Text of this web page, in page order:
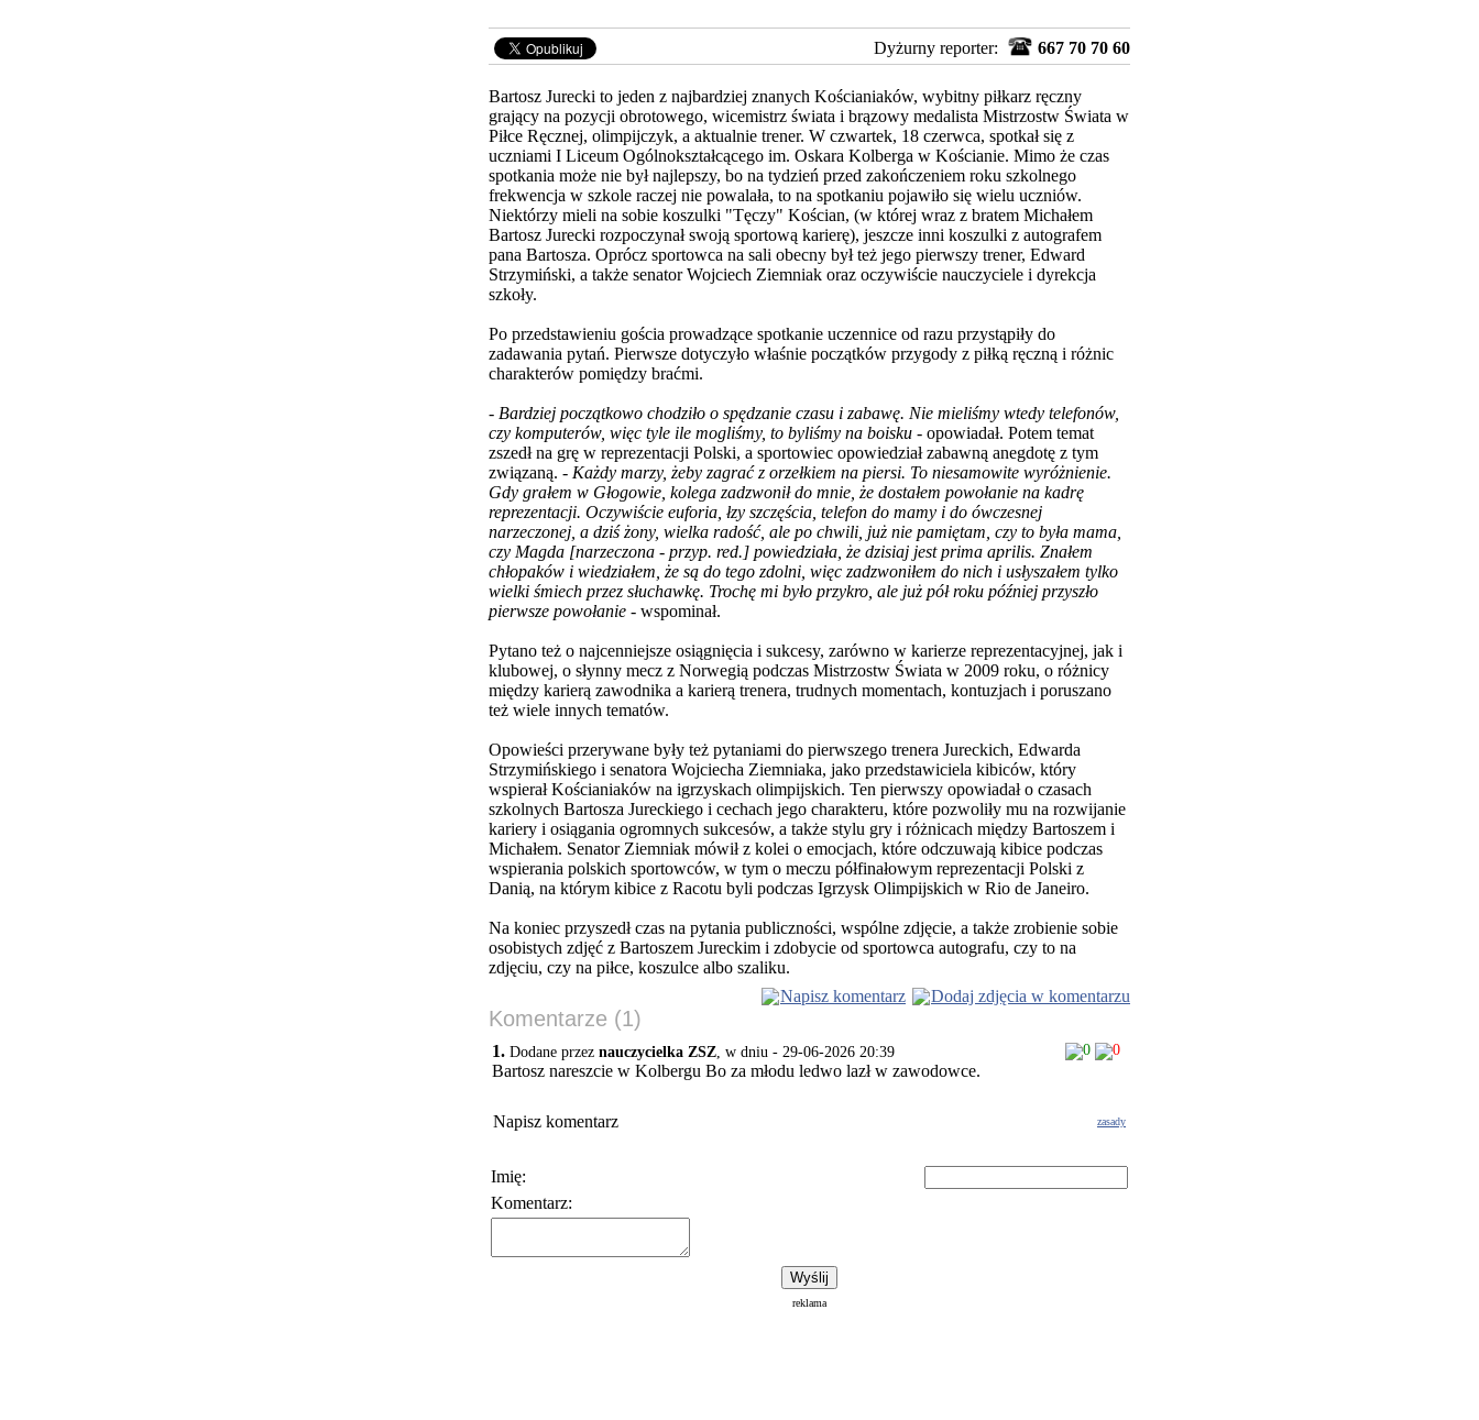
Dyżurny reporter: 667 70 70 60
Bartosz Jurecki to jeden z najbardziej znanych Kościaniaków, wybitny piłkarz ręczny
grający na pozycji obrotowego, wicemistrz świata i brązowy medalista Mistrzostw Świata w
Piłce Ręcznej, olimpijczyk, a aktualnie trener. W czwartek, 18 czerwca, spotkał się z
uczniami I Liceum Ogólnokształcącego im. Oskara Kolberga w Kościanie. Mimo że czas
spotkania może nie był najlepszy, bo na tydzień przed zakończeniem roku szkolnego
frekwencja w szkole raczej nie powalała, to na spotkaniu pojawiło się wielu uczniów.
Niektórzy mieli na sobie koszulki "Tęczy" Kościan, (w której wraz z bratem Michałem
Bartosz Jurecki rozpoczynał swoją sportową karierę), jeszcze inni koszulki z autografem
pana Bartosza. Oprócz sportowca na sali obecny był też jego pierwszy trener, Edward
Strzymiński, a także senator Wojciech Ziemniak oraz oczywiście nauczyciele i dyrekcja
szkoły.
Po przedstawieniu gościa prowadzące spotkanie uczennice od razu przystąpiły do
zadawania pytań. Pierwsze dotyczyło właśnie początków przygody z piłką ręczną i różnic
charakterów pomiędzy braćmi.
- Bardziej początkowo chodziło o spędzanie czasu i zabawę. Nie mieliśmy wtedy telefonów,
czy komputerów, więc tyle ile mogliśmy, to byliśmy na boisku - opowiadał. Potem temat
zszedł na grę w reprezentacji Polski, a sportowiec opowiedział zabawną anegdotę z tym
związaną. - Każdy marzy, żeby zagrać z orzełkiem na piersi. To niesamowite wyróżnienie.
Gdy grałem w Głogowie, kolega zadzwonił do mnie, że dostałem powołanie na kadrę
reprezentacji. Oczywiście euforia, łzy szczęścia, telefon do mamy i do ówczesnej
narzeczonej, a dziś żony, wielka radość, ale po chwili, już nie pamiętam, czy to była mama,
czy Magda [narzeczona - przyp. red.] powiedziała, że dzisiaj jest prima aprilis. Znałem
chłopaków i wiedziałem, że są do tego zdolni, więc zadzwoniłem do nich i usłyszałem tylko
wielki śmiech przez słuchawkę. Trochę mi było przykro, ale już pół roku później przyszło
pierwsze powołanie - wspominał.
Pytano też o najcenniejsze osiągnięcia i sukcesy, zarówno w karierze reprezentacyjnej, jak i
klubowej, o słynny mecz z Norwegią podczas Mistrzostw Świata w 2009 roku, o różnicy
między karierą zawodnika a karierą trenera, trudnych momentach, kontuzjach i poruszano
też wiele innych tematów.
Opowieści przerywane były też pytaniami do pierwszego trenera Jureckich, Edwarda
Strzymińskiego i senatora Wojciecha Ziemniaka, jako przedstawiciela kibiców, który
wspierał Kościaniaków na igrzyskach olimpijskich. Ten pierwszy opowiadał o czasach
szkolnych Bartosza Jureckiego i cechach jego charakteru, które pozwoliły mu na rozwijanie
kariery i osiągania ogromnych sukcesów, a także stylu gry i różnicach między Bartoszem i
Michałem. Senator Ziemniak mówił z kolei o emocjach, które odczuwają kibice podczas
wspierania polskich sportowców, w tym o meczu półfinałowym reprezentacji Polski z
Danią, na którym kibice z Racotu byli podczas Igrzysk Olimpijskich w Rio de Janeiro.
Na koniec przyszedł czas na pytania publiczności, wspólne zdjęcie, a także zrobienie sobie
osobistych zdjęć z Bartoszem Jureckim i zdobycie od sportowca autografu, czy to na
zdjęciu, czy na piłce, koszulce albo szaliku.
Napisz komentarz
Dodaj zdjęcia w komentarzu
Komentarze (1)
1. Dodane przez nauczycielka ZSZ, w dniu - 29-06-2026 20:39 0 0
Bartosz nareszcie w Kolbergu Bo za młodu ledwo lazł w zawodowce.
Napisz komentarz zasady
Imię:
Komentarz:
reklama